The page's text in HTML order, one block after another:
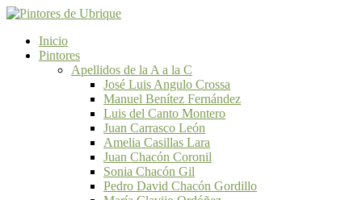
Inicio
Pintores
Apellidos de la A a la C
José Luis Angulo Crossa
Manuel Benítez Fernández
Luis del Canto Montero
Juan Carrasco León
Amelia Casillas Lara
Juan Chacón Coronil
Sonia Chacón Gil
Pedro David Chacón Gordillo